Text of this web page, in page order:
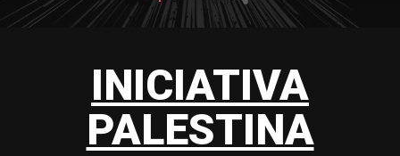
INICIATIVA
PALESTINA